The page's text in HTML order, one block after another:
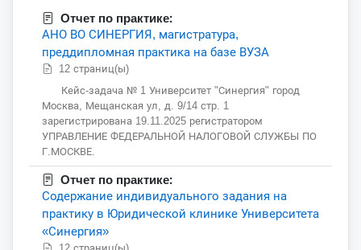
Отчет по практике:
АНО ВО СИНЕРГИЯ, магистратура,
преддипломная практика на базе ВУЗА
12 страниц(ы)
Кейс-задача № 1 Университет "Синергия" город
Москва, Мещанская ул, д. 9/14 стр. 1
зарегистрирована 19.11.2025 регистратором
УПРАВЛЕНИЕ ФЕДЕРАЛЬНОЙ НАЛОГОВОЙ СЛУЖБЫ ПО
Г.МОСКВЕ.
Отчет по практике:
Содержание индивидуального задания на
практику в Юридической клинике Университета
«Синергия»